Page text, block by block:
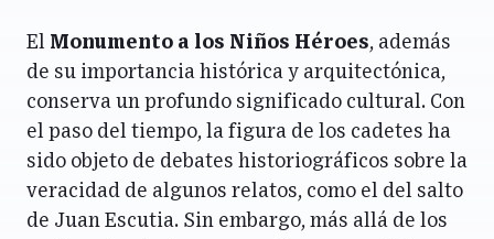
El Monumento a los Niños Héroes, además
de su importancia histórica y arquitectónica,
conserva un profundo significado cultural. Con
el paso del tiempo, la figura de los cadetes ha
sido objeto de debates historiográficos sobre la
veracidad de algunos relatos, como el del salto
de Juan Escutia. Sin embargo, más allá de los